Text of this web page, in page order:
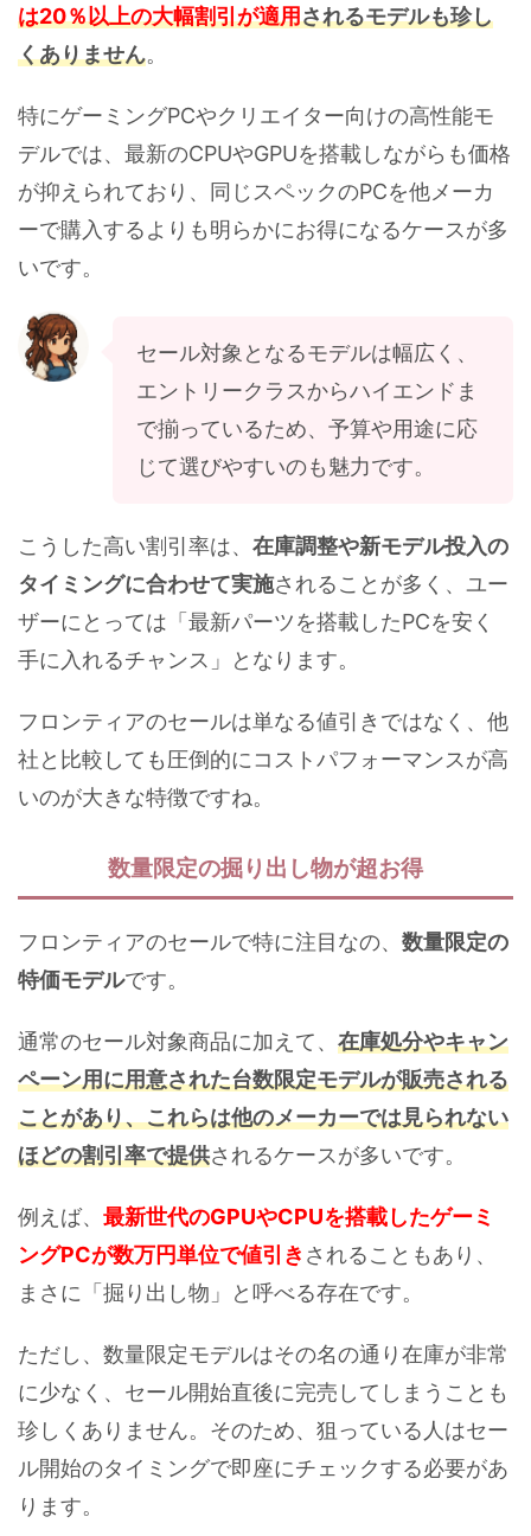
は20％以上の大幅割引が適用されるモデルも珍し
くありません。
特にゲーミングPCやクリエイター向けの高性能モ
デルでは、最新のCPUやGPUを搭載しながらも価格
が抑えられており、同じスペックのPCを他メーカ
ーで購入するよりも明らかにお得になるケースが多
いです。
セール対象となるモデルは幅広く、
エントリークラスからハイエンドま
で揃っているため、予算や用途に応
じて選びやすいのも魅力です。
こうした高い割引率は、 在庫調整や新モデル投入の
タイミングに合わせて実施されることが多く、ユー
ザーにとっては「最新パーツを搭載したPCを安く
手に入れるチャンス」となります。
フロンティアのセールは単なる値引きではなく、他
社と比較しても圧倒的にコストパフォーマンスが高
いのが大きな特徴ですね。
数量限定の掘り出し物が超お得
フロンティアのセールで特に注目なの、 数量限定の
特価モデルです。
通常のセール対象商品に加えて、 在庫処分やキャン
ペーン用に用意された台数限定モデルが販売される
ことがあり、これらは他のメーカーでは見られない
ほどの割引率で提供されるケースが多いです。
例えば、 最新世代のGPUやCPUを搭載したゲーミ
ングPCが数万円単位で値引き されることもあり、
まさに「掘り出し物」と呼べる存在です。
ただし、数量限定モデルはその名の通り在庫が非常
に少なく、セール開始直後に完売してしまうことも
珍しくありません。そのため、狙っている人はセー
ル開始のタイミングで即座にチェックする必要があ
ります。